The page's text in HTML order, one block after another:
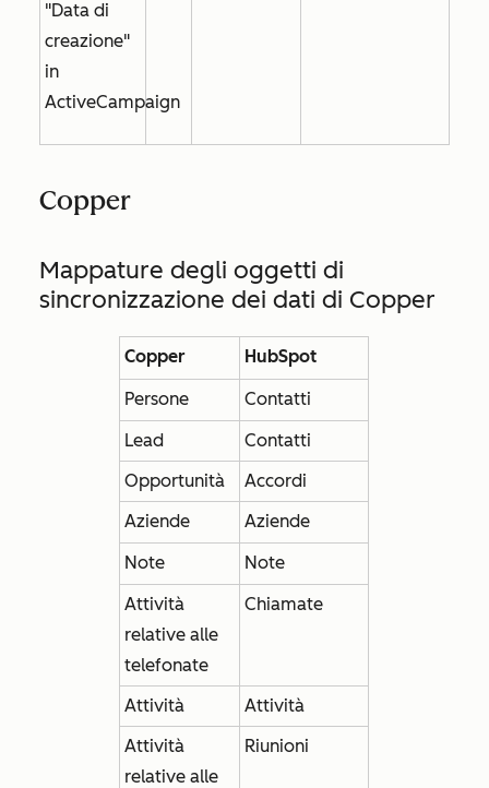
"Data di
creazione"
in
ActiveCampaign
Copper
Mappature degli oggetti di
sincronizzazione dei dati di Copper
Copper HubSpot
Persone
Contatti
Lead
Contatti
Opportunità
Accordi
Aziende
Aziende
Note
Note
Attività
relative alle
telefonate
Chiamate
Attività
Attività
Attività
relative alle
Riunioni